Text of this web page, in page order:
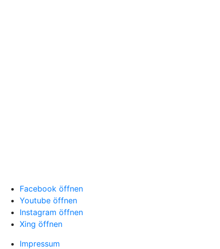
Facebook öffnen
Youtube öffnen
Instagram öffnen
Xing öffnen
Impressum